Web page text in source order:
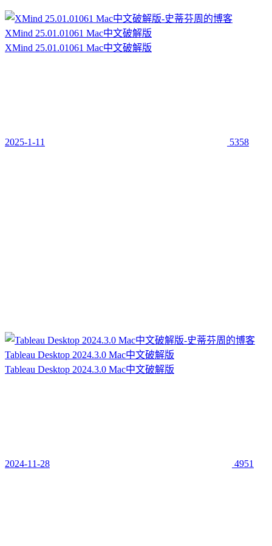
XMind 25.01.01061 Mac中文破解版
XMind 25.01.01061 Mac中文破解版
2025-1-11 5358
Tableau Desktop 2024.3.0 Mac中文破解版
Tableau Desktop 2024.3.0 Mac中文破解版
2024-11-28 4951